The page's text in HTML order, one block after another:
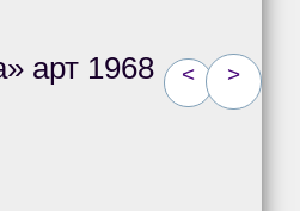
< >
арт 1968